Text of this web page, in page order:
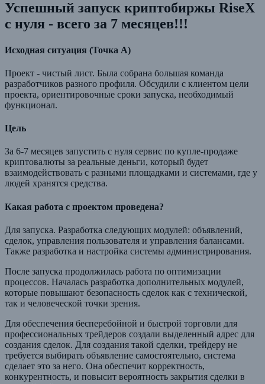
Успешный запуск криптобиржы RiseX
с нуля - всего за 7 месяцев!!!
Исходная ситуация (Точка А)
Проект - чистый лист. Была собрана большая команда
разработчиков разного профиля. Обсудили с клиентом цели
проекта, ориентировочные сроки запуска, необходимый
функционал.
Цель
За 6-7 месяцев запустить с нуля сервис по купле-продаже
криптовалюты за реальные деньги, который будет
взаимодействовать с разными площадками и системами, где у
людей хранятся средства.
Какая работа с проектом проведена?
Для запуска. Разработка следующих модулей: объявлений,
сделок, управления пользователя и управления балансами.
Также разработка и настройка системы администрирования.
После запуска продолжилась работа по оптимизации
процессов. Началась разработка дополнительных модулей,
которые повышают безопасность сделок как с технической,
так и человеческой точки зрения.
Для обеспечения бесперебойной и быстрой торговли для
профессиональных трейдеров создали выделенный адрес для
создания сделок. Для создания такой сделки, трейдеру не
требуется выбирать объявление самостоятельно, система
сделает это за него. Она обеспечит корректность,
конкурентность, и повысит вероятность закрытия сделки в